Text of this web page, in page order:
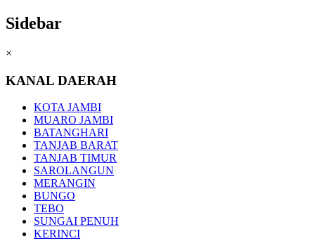
Sidebar
×
KANAL DAERAH
KOTA JAMBI
MUARO JAMBI
BATANGHARI
TANJAB BARAT
TANJAB TIMUR
SAROLANGUN
MERANGIN
BUNGO
TEBO
SUNGAI PENUH
KERINCI